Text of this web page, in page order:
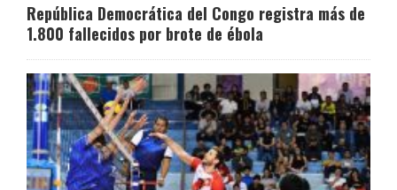
República Democrática del Congo registra más de
1.800 fallecidos por brote de ébola